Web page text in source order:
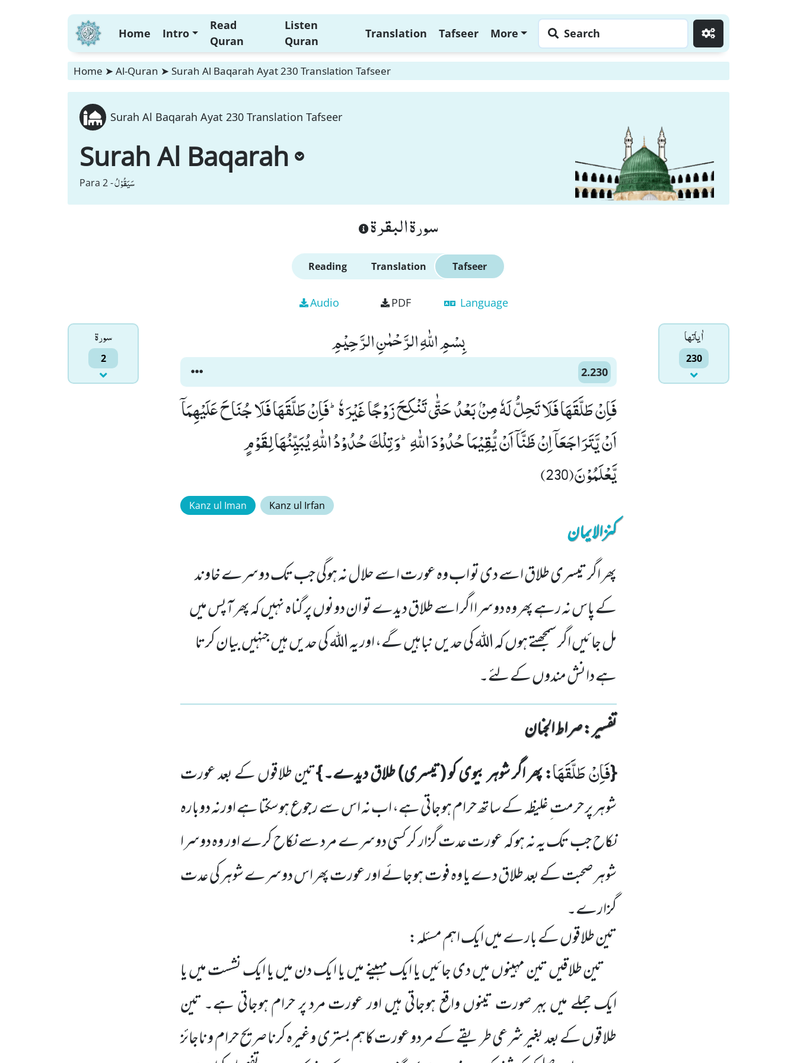
Home Intro
Read
Quran
Listen
Quran
Translation Tafseer More Search
Home ➤ Al-Quran ➤ Surah Al Baqarah Ayat 230 Translation Tafseer
Surah Al Baqarah Ayat 230 Translation Tafseer
Surah Al Baqarah
Para 2 -سَیَقُوْلُ
سورة البقرة
Reading Translation Tafseer
Audio PDF Language
سورۃ
2
اٰياتها
230
بِسْمِ اللّٰهِ الرَّحْمٰنِ الرَّحِیْمِ
2.230
فَاِنْ طَلَّقَهَا فَلَا تَحِلُّ لَهٗ مِنْۢ بَعْدُ حَتّٰى تَنْكِحَ زَوْجًا غَیْرَهٗؕ-فَاِنْ طَلَّقَهَا فَلَا جُنَاحَ عَلَیْهِمَاۤ
اَنْ یَّتَرَاجَعَاۤ اِنْ ظَنَّاۤ اَنْ یُّقِیْمَا حُدُوْدَ اللّٰهِؕ-وَ تِلْكَ حُدُوْدُ اللّٰهِ یُبَیِّنُهَا لِقَوْمٍ
یَّعْلَمُوْنَ(230)
Kanz ul Iman Kanz ul Irfan
کنزالایمان
پھر اگر تیسری طلاق اسے دی تو اب وہ عورت اسے حلال نہ ہوگی جب تک دوسرے خاوند
کے پاس نہ رہے پھر وہ دوسرا اگر اسے طلاق دیدے تو ان دونوں پر گناہ نہیں کہ پھر آپس میں
مل جائیں اگر سمجھتے ہوں کہ اللہ کی حدیں نباہیں گے، اور یہ اللہ کی حدیں ہیں جنہیں بیان کرتا
ہے دانش مندوں کے لئے۔
تفسیر : ‎صراط الجنان
{فَاِنْ طَلَّقَهَا: پھر اگر شوہر بیوی کو(تیسری)طلاق دیدے۔}تین طلاقوں کے بعد عورت
شوہر پر حرمت ِ غلیظہ کے ساتھحرام ہوجاتی ہے، اب نہ اس سے رجوع ہوسکتا ہے اورنہ دوبارہ
نکاح جب تک یہ نہ ہو کہ عورت عدت گزار کر کسی دوسرے مرد سے نکاح کرے اور وہ دوسرا
شوہر صحبت کے بعد طلاق دے یا وہ فوت ہوجائے اورعورت پھر اس دوسرے شوہر کی عدت
گزارے۔
تین طلاقوں کے بارے میں ایک اہم مسئلہ:
تین طلاقیں تین مہینوں میں دی جائیں یا ایک مہینے میں یا ایک دن میں یا ایک نشست میں یا
ایک جملے میں بہرصورت تینوں واقع ہوجاتی ہیں اور عورت مرد پر حرام ہوجاتی ہے۔ تین
طلاقوں کے بعد بغیر شرعی طریقے کے مردو عورت کاہم بستری وغیرہ کرنا صریح حرام و ناجائز